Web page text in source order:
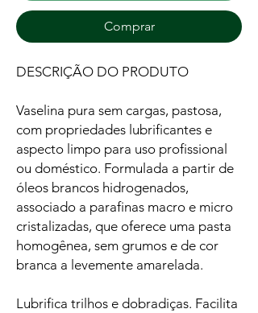
Comprar
DESCRIÇÃO DO PRODUTO
Vaselina pura sem cargas, pastosa,
com propriedades lubrificantes e
aspecto limpo para uso profissional
ou doméstico. Formulada a partir de
óleos brancos hidrogenados,
associado a parafinas macro e micro
cristalizadas, que oferece uma pasta
homogênea, sem grumos e de cor
branca a levemente amarelada.
Lubrifica trilhos e dobradiças. Facilita